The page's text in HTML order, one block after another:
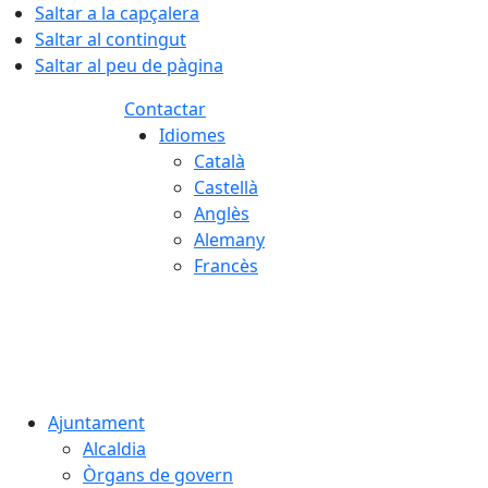
Saltar a la capçalera
Saltar al contingut
Saltar al peu de pàgina
Contactar
Idiomes
Català
Castellà
Anglès
Alemany
Francès
Ajuntament
Alcaldia
Òrgans de govern